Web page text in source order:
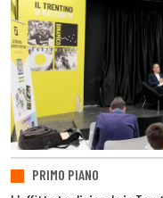
PRIMO PIANO